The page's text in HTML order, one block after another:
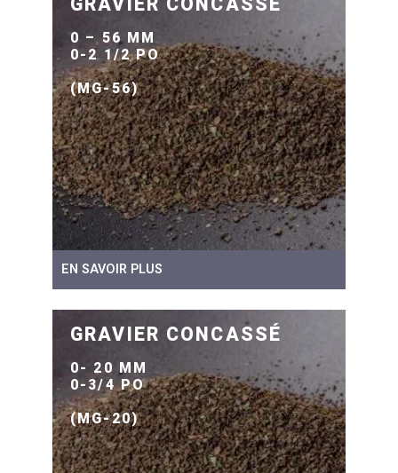
0 – 56 MM
0-2 1/2 PO
(MG-56)
EN SAVOIR PLUS
GRAVIER CONCASSÉ
0- 20 MM
0-3/4 PO
(MG-20)